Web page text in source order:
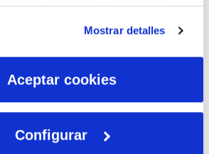
para que el sitio web funcione y que
Mostrar detalles
Aceptar cookies
Configurar